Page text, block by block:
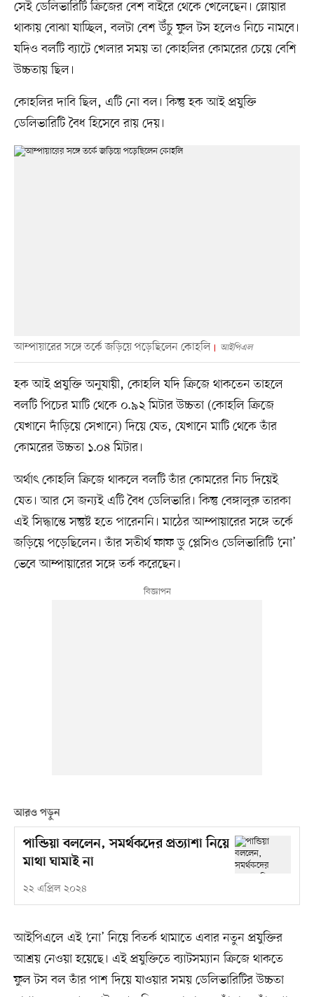
সেই ডেলিভারিটি ক্রিজের বেশ বাইরে থেকে খেলেছেন। স্লোয়ার
থাকায় বোঝা যাচ্ছিল, বলটা বেশ উঁচু ফুল টস হলেও নিচে নামবে।
যদিও বলটি ব্যাটে খেলার সময় তা কোহলির কোমরের চেয়ে বেশি
উচ্চতায় ছিল।
কোহলির দাবি ছিল, এটি নো বল। কিন্তু হক আই প্রযুক্তি
ডেলিভারিটি বৈধ হিসেবে রায় দেয়।
আম্পায়ারের সঙ্গে তর্কে জড়িয়ে পড়েছিলেন কোহলি আইপিএল
হক আই প্রযুক্তি অনুযায়ী, কোহলি যদি ক্রিজে থাকতেন তাহলে
বলটি পিচের মাটি থেকে ০.৯২ মিটার উচ্চতা (কোহলি ক্রিজে
যেখানে দাঁড়িয়ে সেখানে) দিয়ে যেত, যেখানে মাটি থেকে তাঁর
কোমরের উচ্চতা ১.০৪ মিটার।
অর্থাৎ কোহলি ক্রিজে থাকলে বলটি তাঁর কোমরের নিচ দিয়েই
যেত। আর সে জন্যই এটি বৈধ ডেলিভারি। কিন্তু বেঙ্গালুরু তারকা
এই সিদ্ধান্তে সন্তুষ্ট হতে পারেননি। মাঠের আম্পায়ারের সঙ্গে তর্কে
জড়িয়ে পড়েছিলেন। তাঁর সতীর্থ ফাফ ডু প্লেসিও ডেলিভারিটি ‘নো’
ভেবে আম্পায়ারের সঙ্গে তর্ক করেছেন।
আরও পড়ুন
পান্ডিয়া বললেন, সমর্থকদের প্রত্যাশা নিয়ে
মাথা ঘামাই না
২২ এপ্রিল ২০২৪
আইপিএলে এই ‘নো’ নিয়ে বিতর্ক থামাতে এবার নতুন প্রযুক্তির
আশ্রয় নেওয়া হয়েছে। এই প্রযুক্তিতে ব্যাটসম্যান ক্রিজে থাকতে
ফুল টস বল তাঁর পাশ দিয়ে যাওয়ার সময় ডেলিভারিটির উচ্চতা